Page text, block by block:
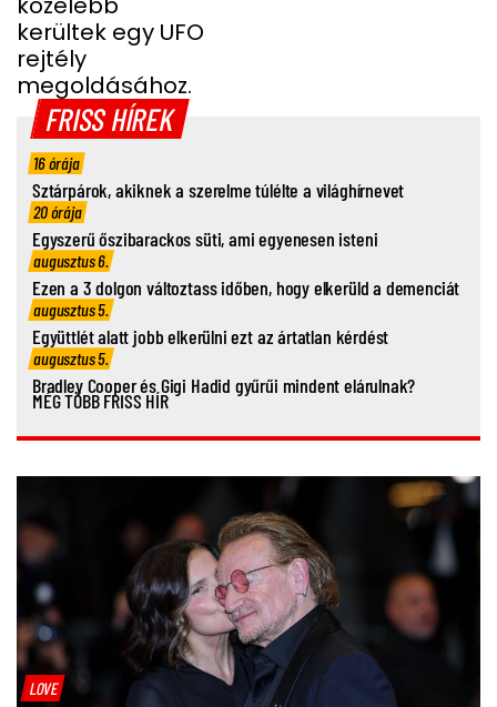
kerültek egy UFO
rejtély
megoldásához.
FRISS HÍREK
16 órája
Sztárpárok, akiknek a szerelme túlélte a világhírnevet
20 órája
Egyszerű őszibarackos süti, ami egyenesen isteni
augusztus 6.
Ezen a 3 dolgon változtass időben, hogy elkerüld a demenciát
augusztus 5.
Együttlét alatt jobb elkerülni ezt az ártatlan kérdést
augusztus 5.
Bradley Cooper és Gigi Hadid gyűrűi mindent elárulnak?
MÉG TÖBB FRISS HÍR
LOVE